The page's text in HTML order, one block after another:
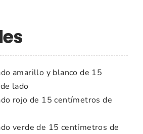
amarillo y blanco de 15
lado
rojo de 15 centímetros de
verde de 15 centímetros de